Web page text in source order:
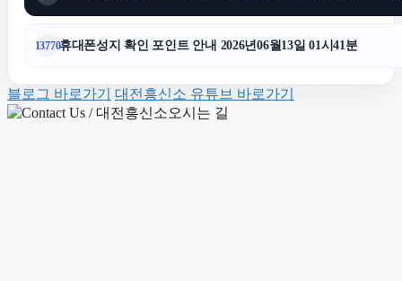
13770휴대폰성지 확인 포인트 안내 2026년06월13일 01시41분
블로그 바로가기 대전흥신소 유튜브 바로가기